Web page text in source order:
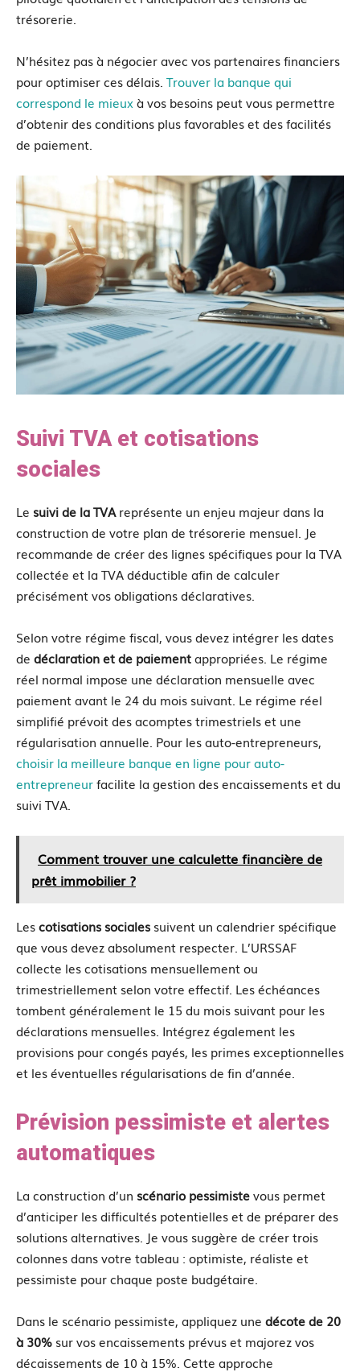
trésorerie.
N’hésitez pas à négocier avec vos partenaires financiers
pour optimiser ces délais. Trouver la banque qui
correspond le mieuxà vos besoins peut vous permettre
d’obtenir des conditions plus favorables et des facilités
de paiement.
Suivi TVA et cotisations
sociales
Le suivi de la TVAreprésente un enjeu majeur dans la
construction de votre plan de trésorerie mensuel. Je
recommande de créer des lignes spécifiques pour la TVA
collectée et la TVA déductible afin de calculer
précisément vos obligations déclaratives.
Selon votre régime fiscal, vous devez intégrer les dates
de déclaration et de paiementappropriées. Le régime
réel normal impose une déclaration mensuelle avec
paiement avant le 24 du mois suivant. Le régime réel
simplifié prévoit des acomptes trimestriels et une
régularisation annuelle. Pour les auto-entrepreneurs,
choisir la meilleure banque en ligne pour auto-
entrepreneurfacilite la gestion des encaissements et du
suivi TVA.
Comment trouver une calculette financière de
prêt immobilier ?
Lescotisations sociales suivent un calendrier spécifique
que vous devez absolument respecter. L’URSSAF
collecte les cotisations mensuellement ou
trimestriellement selon votre effectif. Les échéances
tombent généralement le 15 du mois suivant pour les
déclarations mensuelles. Intégrez également les
provisions pour congés payés, les primes exceptionnelles
et les éventuelles régularisations de fin d’année.
Prévision pessimiste et alertes
automatiques
La construction d’un scénario pessimistevous permet
d’anticiper les difficultés potentielles et de préparer des
solutions alternatives. Je vous suggère de créer trois
colonnes dans votre tableau : optimiste, réaliste et
pessimiste pour chaque poste budgétaire.
Dans le scénario pessimiste, appliquez une décote de 20
à 30% sur vos encaissements prévus et majorez vos
décaissements de 10 à 15%. Cette approche